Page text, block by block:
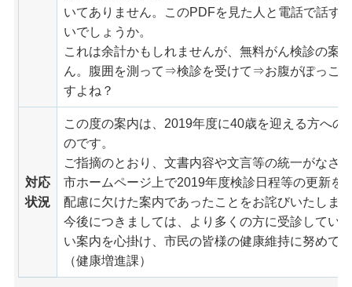
いてありません。このPDFを見た人と電話で話す
いでしょうか。
これは余計かもしれませんが、無料がん検診の案
ん。腹囲を測って⇒検診を受けて⇒お腹がぽっこ
すよね？
対応
状況
この度の案内は、2019年度に40歳を迎える方への
のです。
ご指摘のとおり、文書内容や文言等の統一がなさ
市ホームページ上で2019年度検診日程等の更新を
配慮に欠けた案内であったことをお詫びいたしま
今後につきましては、より多くの方に受診してい
い案内を心掛け、市民の皆様の健康維持に努めて
（健康増進課）